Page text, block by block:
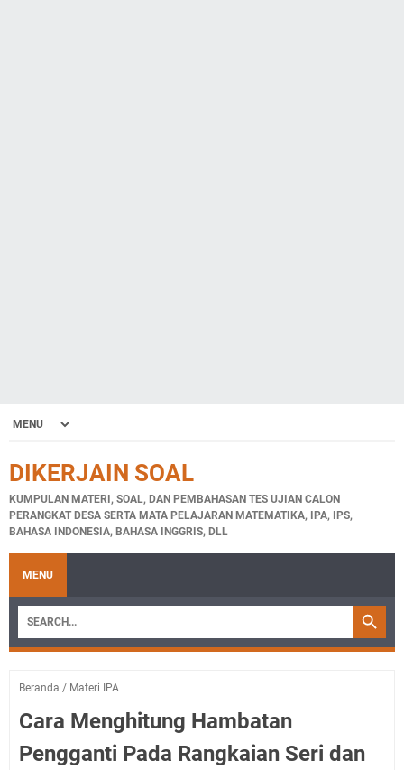
DIKERJAIN SOAL
KUMPULAN MATERI, SOAL, DAN PEMBAHASAN TES UJIAN CALON
PERANGKAT DESA SERTA MATA PELAJARAN MATEMATIKA, IPA, IPS,
BAHASA INDONESIA, BAHASA INGGRIS, DLL
MENU
Beranda / Materi IPA
Cara Menghitung Hambatan
Pengganti Pada Rangkaian Seri dan